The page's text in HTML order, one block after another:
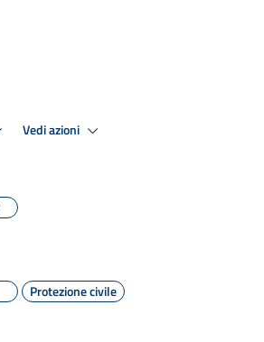
Vedi azioni
Protezione civile